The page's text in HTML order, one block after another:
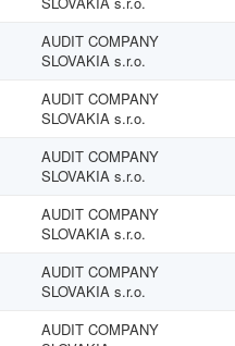
AUDIT COMPANY
SLOVAKIA s.r.o.
AUDIT COMPANY
SLOVAKIA s.r.o.
AUDIT COMPANY
SLOVAKIA s.r.o.
AUDIT COMPANY
SLOVAKIA s.r.o.
AUDIT COMPANY
SLOVAKIA s.r.o.
AUDIT COMPANY